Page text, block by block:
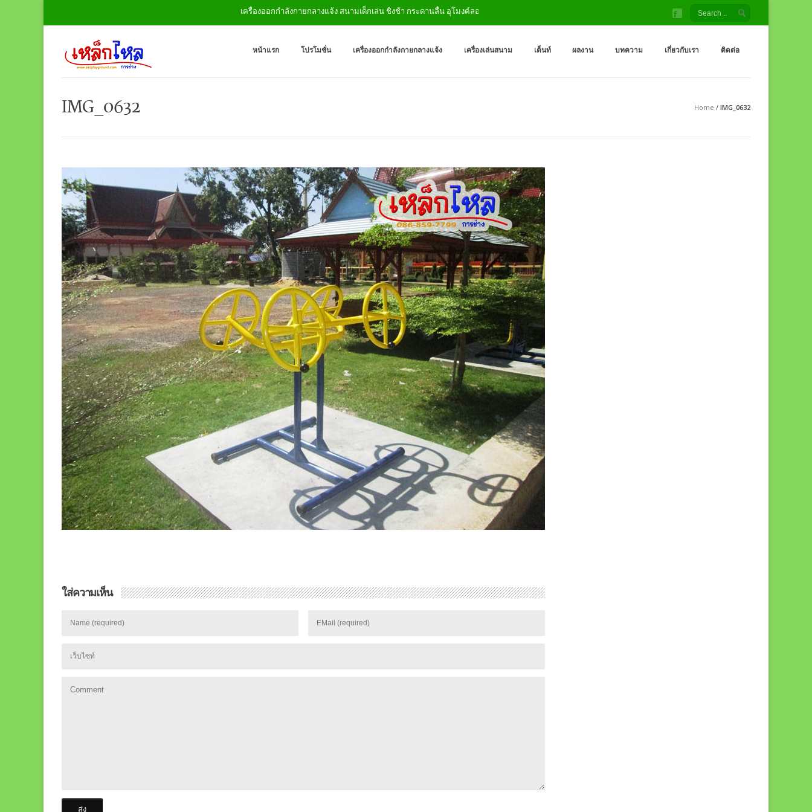
เครื่องออกกำลังกายกลางแจ้ง สนามเด็กเล่น ชิงช้า กระดานลื่น อุโมงค์ลอด
เครื่องออกกำลังกายกลางแจ้ง สนามเด็กเล่น โรงงานผู้ผลิต เครื่องออกกำลังกายกลางแจ้ง
ผู้ผลิตเครื่องออกกำลังกายกลางเเจ้ง ราคาถูกจากโรงงาน สนามเด็กเล่น กระดานลื่น สไลเดอร์ ชิงช้า อุโมงค์ จำหน่
หน้าแรก โปรโมชั่น เครื่องออกกำลังกายกลางแจ้ง เครื่องเล่นสนาม เต็นท์ ผลงาน บทความ เกี่ยวกับเรา ติดต่อ
IMG_0632 Home / IMG_0632
ใส่ความเห็น